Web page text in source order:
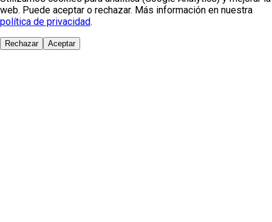
web. Puede aceptar o rechazar. Más información en nuestra
política de privacidad.
Rechazar Aceptar